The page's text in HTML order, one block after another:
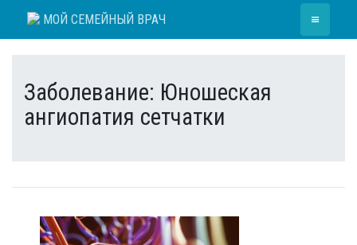
МОЙ СЕМЕЙНЫЙ ВРАЧ ≡
Заболевание: Юношеская
ангиопатия сетчатки